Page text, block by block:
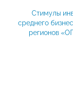
Стимулы
среднего
регионов